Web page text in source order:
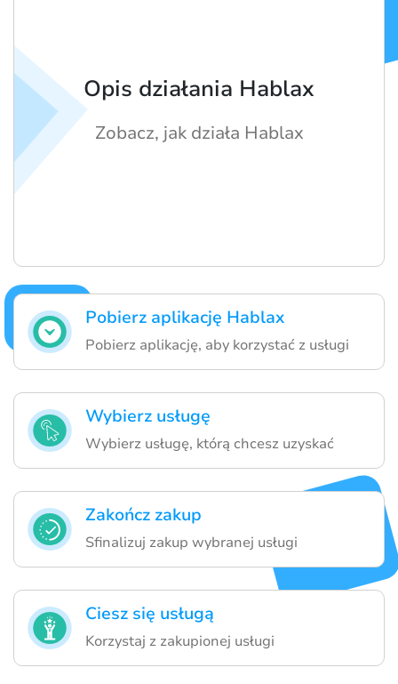
Pobierz aplikację Hablax
Pobierz aplikację, aby korzystać z usługi
Wybierz usługę
Wybierz usługę, którą chcesz uzyskać
Zakończ zakup
Sfinalizuj zakup wybranej usługi
Ciesz się usługą
Korzystaj z zakupionej usługi
Opis działania Hablax
Zobacz, jak działa Hablax